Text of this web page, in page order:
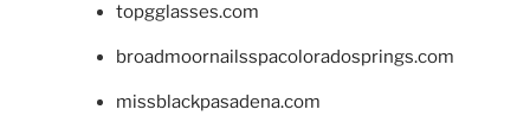
topgglasses.com
broadmoornailsspacoloradosprings.com
missblackpasadena.com